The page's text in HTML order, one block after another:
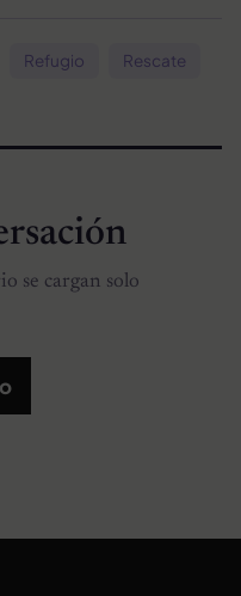
Refugio Rescate
se cargan solo